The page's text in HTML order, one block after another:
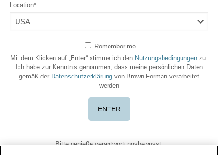
Location*
Remember me
Mit dem Klicken auf „Enter“ stimme ich den Nutzungsbedingungen zu.
Ich habe zur Kenntnis genommen, dass meine persönlichen Daten
gemäß der Datenschutzerklärung von Brown-Forman verarbeitet
werden
Bitte genieße verantwortungsbewusst.